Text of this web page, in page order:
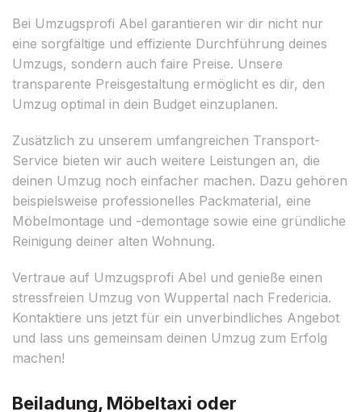
Bei Umzugsprofi Abel garantieren wir dir nicht nur
eine sorgfältige und effiziente Durchführung deines
Umzugs, sondern auch faire Preise. Unsere
transparente Preisgestaltung ermöglicht es dir, den
Umzug optimal in dein Budget einzuplanen.
Zusätzlich zu unserem umfangreichen Transport-
Service bieten wir auch weitere Leistungen an, die
deinen Umzug noch einfacher machen. Dazu gehören
beispielsweise professionelles Packmaterial, eine
Möbelmontage und -demontage sowie eine gründliche
Reinigung deiner alten Wohnung.
Vertraue auf Umzugsprofi Abel und genieße einen
stressfreien Umzug von Wuppertal nach Fredericia.
Kontaktiere uns jetzt für ein unverbindliches Angebot
und lass uns gemeinsam deinen Umzug zum Erfolg
machen!
Beiladung, Möbeltaxi oder